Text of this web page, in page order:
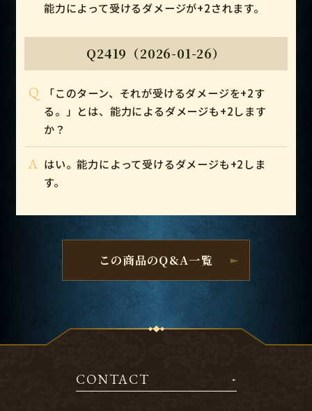
能力によって受けるダメージが+2されます。
Q2419（2026-01-26）
Q
「このターン、それが受けるダメージを+2す
る。」とは、能力によるダメージも+2します
か？
A はい。能力によって受けるダメージも+2しま
す。
この商品のQ&A一覧
CONTACT